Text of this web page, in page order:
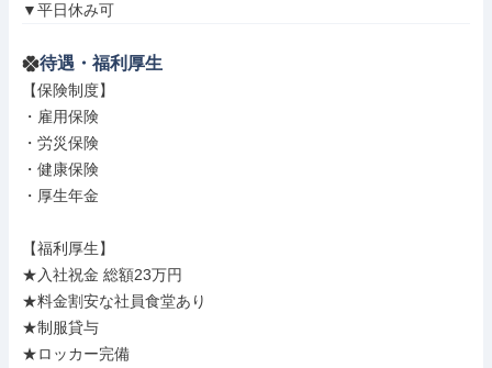
▼平日休み可
待遇・福利厚生
【保険制度】
・雇用保険
・労災保険
・健康保険
・厚生年金
【福利厚生】
★入社祝金 総額23万円
★料金割安な社員食堂あり
★制服貸与
★ロッカー完備